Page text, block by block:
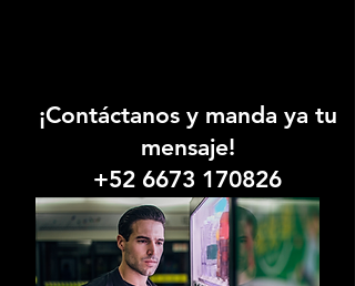
¡Contáctanos y manda ya tu
mensaje!
+52 6673 170826